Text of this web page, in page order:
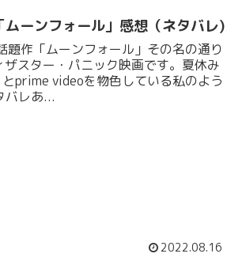
ーンフォール」感想（ネタバレ)
作「ムーンフォール」その名の通り
スター・パニック映画です。夏休み
prime videoを物色している私のよう
バレあ...
2022.08.16